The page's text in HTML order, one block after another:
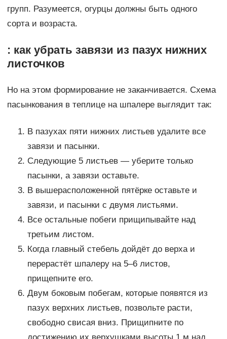
групп. Разумеется, огурцы должны быть одного
сорта и возраста.
: как убрать завязи из пазух нижних
листочков
Но на этом формирование не заканчивается. Схема
пасынкования в теплице на шпалере выглядит так:
В пазухах пяти нижних листьев удалите все
завязи и пасынки.
Следующие 5 листьев — уберите только
пасынки, а завязи оставьте.
В вышерасположенной пятёрке оставьте и
завязи, и пасынки с двумя листьями.
Все остальные побеги прищипывайте над
третьим листом.
Когда главный стебель дойдёт до верха и
перерастёт шпалеру на 5–6 листов,
прищепните его.
Двум боковым побегам, которые появятся из
пазух верхних листьев, позвольте расти,
свободно свисая вниз. Прищипните по